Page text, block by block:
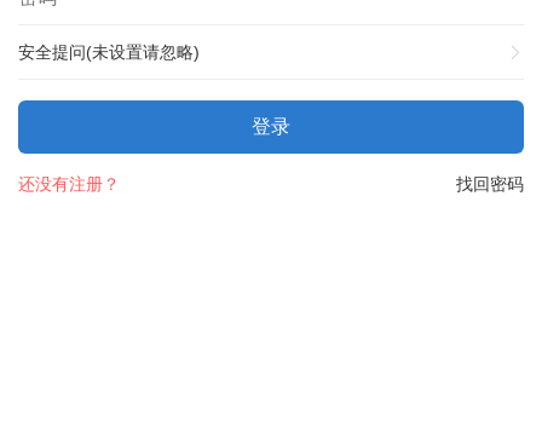
安全提问(未设置请忽略)
登录
找回密码
还没有注册？